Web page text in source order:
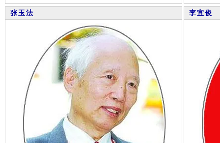
张玉法 李宜俊